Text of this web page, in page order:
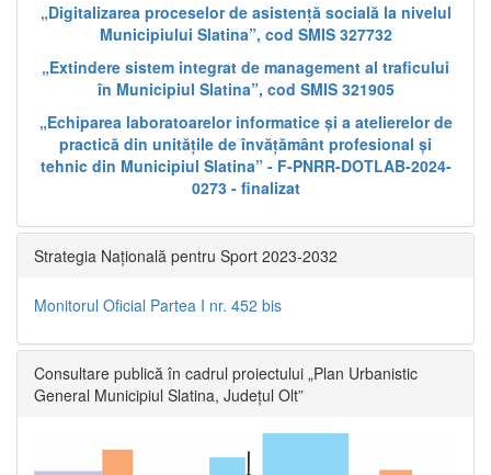
„Digitalizarea proceselor de asistență socială la nivelul
Municipiului Slatina”, cod SMIS 327732
„Extindere sistem integrat de management al traficului
în Municipiul Slatina”, cod SMIS 321905
„Echiparea laboratoarelor informatice și a atelierelor de
practică din unitățile de învățământ profesional și
tehnic din Municipiul Slatina” - F-PNRR-DOTLAB-2024-
0273 - finalizat
Strategia Națională pentru Sport 2023-2032
Monitorul Oficial Partea I nr. 452 bis
Consultare publică în cadrul proiectului „Plan Urbanistic
General Municipiul Slatina, Județul Olt”